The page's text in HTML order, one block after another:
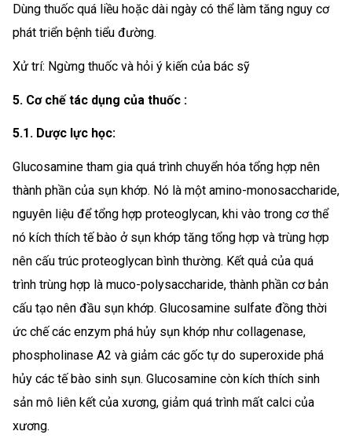
Dùng thuốc quá liều hoặc dài ngày có thể làm tăng nguy cơ
phát triển bệnh tiểu đường.
Xử trí: Ngừng thuốc và hỏi ý kiến của bác sỹ
5. Cơ chế tác dụng của thuốc :
5.1. Dược lực học:
Glucosamine tham gia quá trình chuyển hóa tổng hợp nên
thành phần của sụn khớp. Nó là một amino-monosaccharide,
nguyên liệu để tổng hợp proteoglycan, khi vào trong cơ thể
nó kích thích tế bào ở sụn khớp tăng tổng hợp và trùng hợp
nên cấu trúc proteoglycan bình thường. Kết quả của quá
trình trùng hợp là muco-polysaccharide, thành phần cơ bản
cấu tạo nên đầu sụn khớp. Glucosamine sulfate đồng thời
ức chế các enzym phá hủy sụn khớp như collagenase,
phospholinase A2 và giảm các gốc tự do superoxide phá
hủy các tế bào sinh sụn. Glucosamine còn kích thích sinh
sản mô liên kết của xương, giảm quá trình mất calci của
xương.